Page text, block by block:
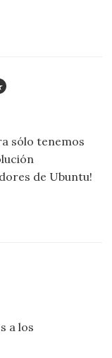
sólo tenemos
de Ubuntu!
a los